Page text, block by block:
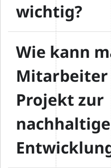
wichtig?
Wie kann
Mitarbeiter
Projekt zur